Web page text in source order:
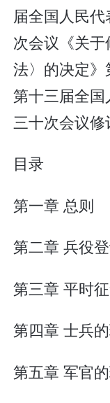
届全国人民
次会议《关
法〉的决定》
第十三届全
三十次会议修
目录
第一章 总则
第二章 兵役
第三章 平时
第四章 士兵
第五章 军官